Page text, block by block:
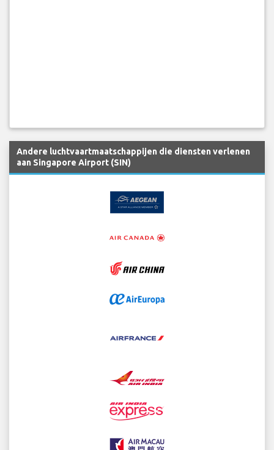
Andere luchtvaartmaatschappijen die diensten verlenen
aan Singapore Airport (SIN)